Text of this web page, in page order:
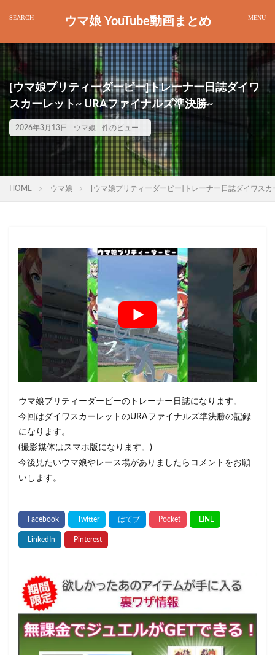
ウマ娘 YouTube動画まとめ
[ウマ娘プリティーダービー]トレーナー日誌ダイワ
スカーレット~ URAファイナルズ準決勝~
2026年3月13日 ウマ娘 件のビュー
HOME ウマ娘 [ウマ娘プリティーダービー]トレーナー日誌ダイワス
ウマ娘プリティーダービーのトレーナー日誌になります。
今回はダイワスカーレットのURAファイナルズ準決勝の記録
になります。
(撮影媒体はスマホ版になります。)
今後見たいウマ娘やレース場がありましたらコメントをお願
いします。